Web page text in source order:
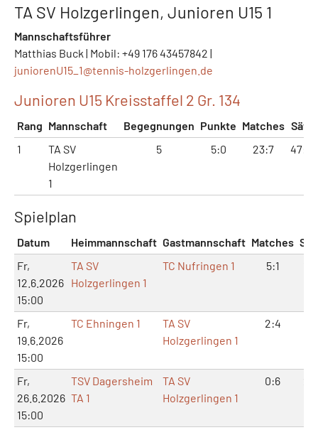
TA SV Holzgerlingen, Junioren U15 1
Mannschaftsführer
Matthias Buck | Mobil: ‭+49 176 43457842‬ |
juniorenU15_1@tennis-holzgerlingen.de
Junioren U15 Kreisstaffel 2 Gr. 134
Rang Mannschaft Begegnungen Punkte Matches Sätze
1
TA SV
Holzgerlingen
1
5 5:0 23:7 47:20
Spielplan
Datum Heimmannschaft Gastmannschaft Matches
Fr,
12.6.2026
15:00
TA SV
Holzgerlingen 1
TC Nufringen 1 5:1
Fr,
19.6.2026
15:00
TC Ehningen 1
TA SV
Holzgerlingen 1
2:4
Fr,
26.6.2026
15:00
TSV Dagersheim
TA 1
TA SV
Holzgerlingen 1
0:6